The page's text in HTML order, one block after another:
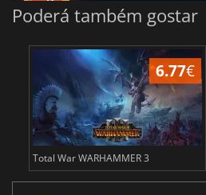
Poderá também gostar
6.77€
Total War WARHAMMER 3